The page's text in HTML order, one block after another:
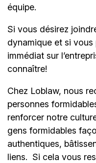
équipe.
Si vous désirez
dynamique et si
immédiat sur
connaître!
Chez Loblaw, nous
personnes
renforcer notre
gens formidables
authentiques,
liens. Si cela vous